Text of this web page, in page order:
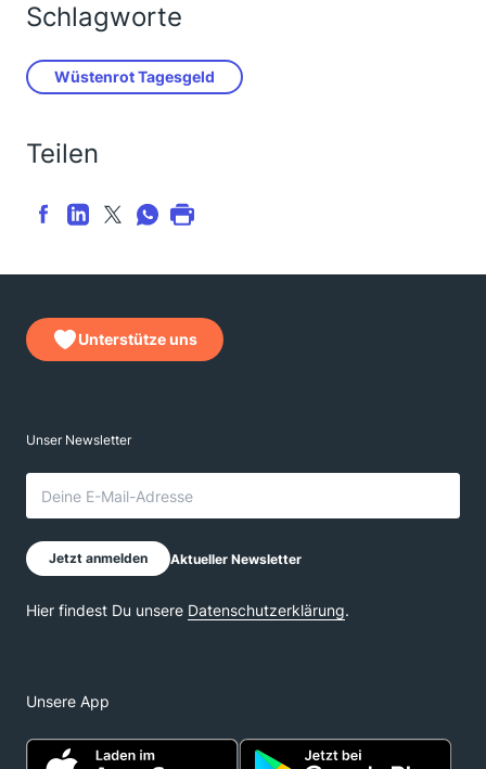
Schlagworte
Wüstenrot Tagesgeld
Teilen
Unterstütze uns
Unsere App